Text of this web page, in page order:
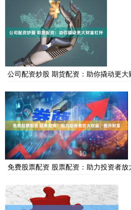
公司配资炒股 期货配资：助你撬动更大
免费股票配资 股票配资：助力投资者